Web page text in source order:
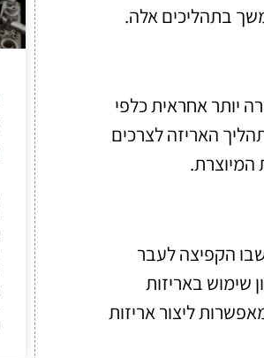
בתהליכים אלה.
יותר אחראית כלפי
האריזה לצרכים
המיוצרת.
הקפיצה לעבר
שימוש באריזות
ליצור אריזות